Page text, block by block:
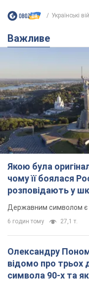
Українські
Важливе
Якою була
чому її боялася
розповідають у
Державним символом є
6 годин тому 27,1 т.
Олександру
відомо про трьох
символа 90-х та